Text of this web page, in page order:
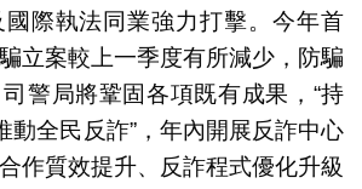
際執法同業強力打擊。今年首
立案較上一季度有所減少，防騙
警局將鞏固各項既有成果，“持
動全民反詐”，年內開展反詐中心
作質效提升、反詐程式優化升級